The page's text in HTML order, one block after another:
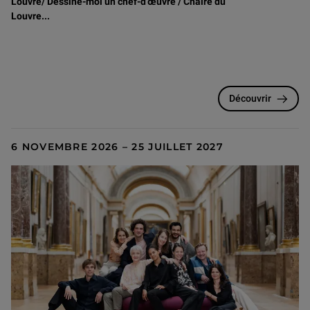
Louvre...
Découvrir
6 NOVEMBRE 2026 – 25 JUILLET 2027